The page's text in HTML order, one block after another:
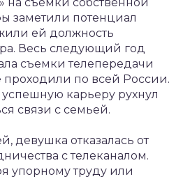
заметили потенциал
ей должность
Весь следующий год
съемки телепередачи
проходили по всей России.
успешную карьеру рухнул
связи с семьей.
девушка отказалась от
с телеканалом.
упорному труду или